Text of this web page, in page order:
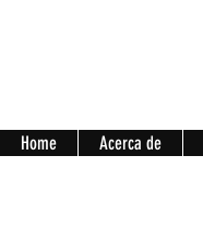
Home Acerca de